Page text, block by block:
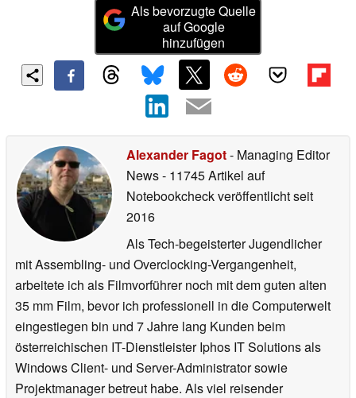
Als bevorzugte Quelle
auf Google
hinzufügen
Alexander Fagot- Managing Editor
News- 11745 Artikel auf
Notebookcheck veröffentlichtseit
2016
Als Tech-begeisterter Jugendlicher
mit Assembling- und Overclocking-Vergangenheit,
arbeitete ich als Filmvorführer noch mit dem guten alten
35 mm Film, bevor ich professionell in die Computerwelt
eingestiegen bin und 7 Jahre lang Kunden beim
österreichischen IT-Dienstleister Iphos IT Solutions als
Windows Client- und Server-Administrator sowie
Projektmanager betreut habe. Als viel reisender